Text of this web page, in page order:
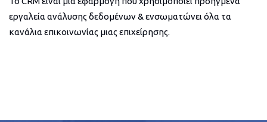
εργαλεία ανάλυσης δεδομένων & ενσωματώνει όλα τα
κανάλια επικοινωνίας μιας επιχείρησης.